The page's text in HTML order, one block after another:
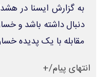
به گزارش ایسنا در
دنبال داشته باشد و
مقابله با یک پدیده
انتهای پیام/+